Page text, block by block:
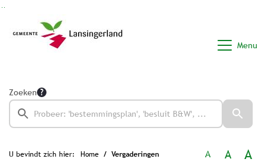
Menu
Zoeken
U bevindt zich hier: Home Vergaderingen A A A